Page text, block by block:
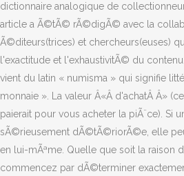
dictionnaire analogique de
article a Ã©tÃ© rÃ©digÃ© avec la
Ã©diteurs(trices) et chercheurs(euses)
l'exactitude et l'exhaustivitÃ© du
vient du latin « numisma » qui signifie
monnaie ». La valeur Â«Â d'achatÂ Â»
paierait pour vous acheter la piÃ¨ce). Si
sÃ©rieusement dÃ©tÃ©riorÃ©e, elle
en lui-mÃªme. Quelle que soit la raison
commencez par dÃ©terminer